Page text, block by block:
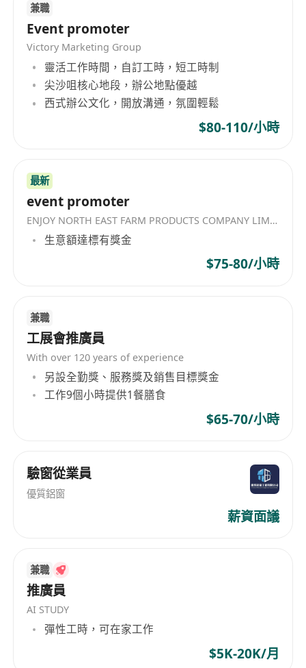
程優先； 具有創業精神，執行力強，具有團隊合作
精神。
Job Description: Develop new marketing areas
with the ultimate goal of introducing and
developing new customers, resulting in
business growth; familiarity with 2B clients in
the technology and finance sectors is preferred
effectively address client needs and questions
Collaborate with internal teams to ensure a
seamless customer experience and assist in
refine product solutions Manage and maintain
good business relationship with existing and
required Good command in both verbal and
written English and Chinese (Cantonese and
Mandarin), good communication and
interpersonal skills Strong organizational,
coordination, and business analysis skills
Experience in IT industry is preferred Familiar
proactive, result-oriented and self-driven fast
learner with entrepreneurial spirit
兼職
Event promoter
Victory Marketing Group
靈活工作時間，自訂工時，短工時制
尖沙咀核心地段，辦公地點優越
西式辦公文化，開放溝通，氛圍輕鬆
$80-110/小時
最新
event promoter
ENJOY NORTH EAST FARM PRODUCTS COMPANY LIMITED
生意額達標有獎金
$75-80/小時
兼職
工展會推廣員
With over 120 years of experience
另設全勤獎、服務獎及銷售目標獎金
工作9個小時提供1餐膳食
$65-70/小時
驗窗從業員
優質鋁窗
薪資面議
兼職
推廣員
AI STUDY
彈性工時，可在家工作
$5K-20K/月